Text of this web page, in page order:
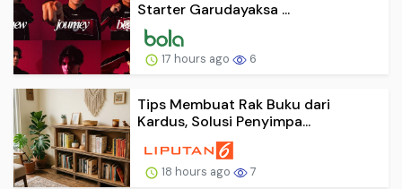
Starter Garudayaksa ...
17 hours ago 6
Tips Membuat Rak Buku dari
Kardus, Solusi Penyimpa...
18 hours ago 7